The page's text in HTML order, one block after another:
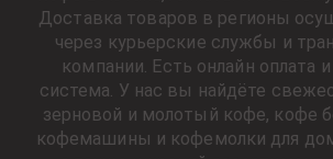
Доставка товаров в регионы
через курьерские службы и
компании. Есть онлайн оплата
система. У нас вы найдёте
зерновой и молотый кофе, кофе
кофемашины и кофемолки для